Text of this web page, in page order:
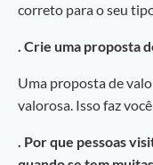
correto para o seu
. Crie uma proposta
Uma proposta de
valorosa. Isso faz
. Por que pessoas